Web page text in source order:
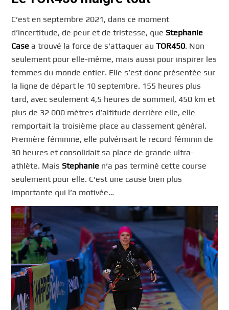
C’est en septembre 2021, dans ce moment
d’incertitude, de peur et de tristesse, que Stephanie
Case a trouvé la force de s’attaquer auTOR450. Non
seulement pour elle-même, mais aussi pour inspirer les
femmes du monde entier. Elle s’est donc présentée sur
la ligne de départ le 10 septembre. 155 heures plus
tard, avec seulement 4,5 heures de sommeil, 450 km et
plus de 32 000 mètres d’altitude derrière elle, elle
remportait la troisième place au classement général.
Première féminine, elle pulvérisait le record féminin de
30 heures et consolidait sa place de grande ultra-
athlète. Mais Stephanie n’a pas terminé cette course
seulement pour elle. C’est une cause bien plus
importante qui l’a motivée…